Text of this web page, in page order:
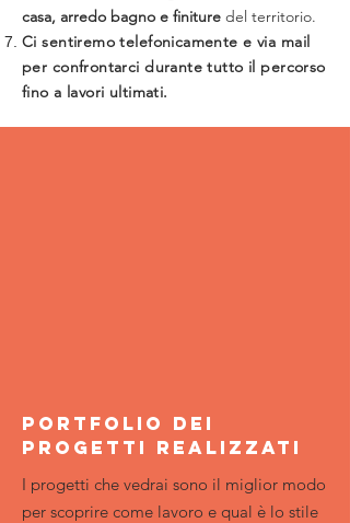
casa, arredo bagno e finiture del territorio.
Ci sentiremo telefonicamente e via mail
per confrontarci durante tutto il percorso
fino a lavori ultimati.
portfolio dei
progetti realizzati
I progetti che vedrai sono il miglior modo
per scoprire come lavoro e qual è lo stile